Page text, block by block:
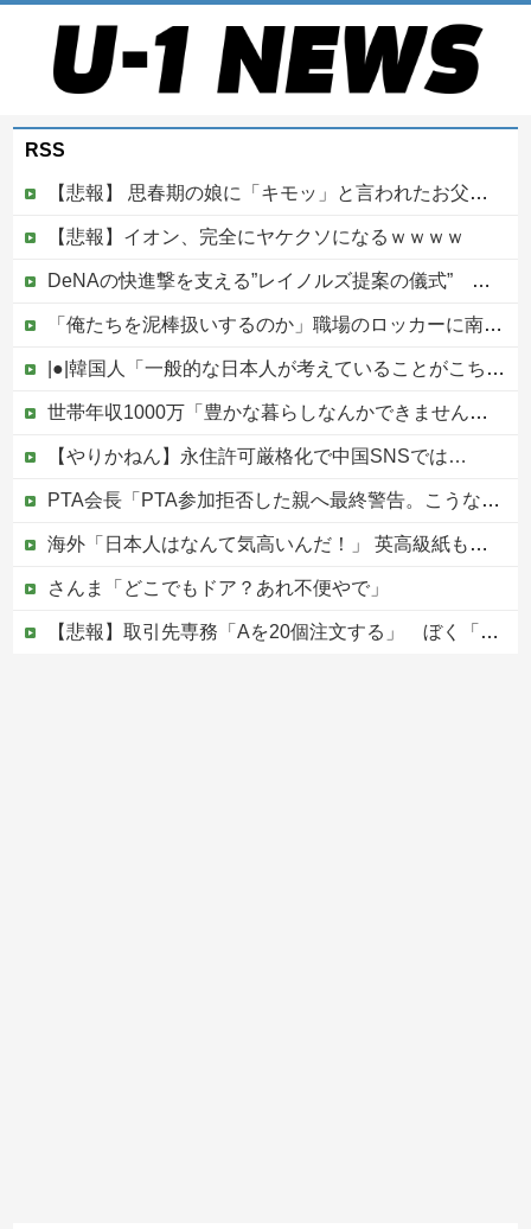
RSS
【悲報】 思春期の娘に「キモッ」と言われたお父さん、グレるｗｗｗｗｗｗｗ
【悲報】イオン、完全にヤケクソになるｗｗｗｗ
DeNAの快進撃を支える”レイノルズ提案の儀式” 決勝2ランの宮下が明かす「儀式を始めてから、チームが一つになっている」
「俺たちを泥棒扱いするのか」職場のロッカーに南京錠をつけた女性、海外の判定は…
|●|韓国人「一般的な日本人が考えていることがこちら…」→「えっ？？？？？？？？？？？？？？？？？？？？？」＝韓国の反応
世帯年収1000万「豊かな暮らしなんかできません！！！」他
【やりかねん】永住許可厳格化で中国SNSでは…
PTA会長「PTA参加拒否した親へ最終警告。こうなってもいい？」
海外「日本人はなんて気高いんだ！」 英高級紙も驚愕した極限の中の日本人の姿に世界が衝撃
さんま「どこでもドア？あれ不便やで」
【悲報】取引先専務「Aを20個注文する」 ぼく「いつも1～2個しか使わないけど本当に20であってる？」 取専「あってる」→結果『こう』なったんだがコレワイが悪いんか？？？？？？？？